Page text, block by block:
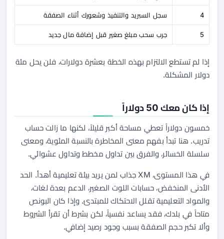
4 سجل السبريد والتنفيذ وشعورك أثناء الصفقة
5 جرب سحب مبلغ صغير قبل إضافة مال جديد
إذا لم تستطع الالتزام بهذه الخطة بعشرة دولارات، فلن يحل مئة
دولار المشكلة.
إذا كان معك 50 دولاراً
خمسون دولاراً تعطي مساحة أكبر قليلاً، لكنها ما زالت حساب
تدريب. هنا تبدأ بفهم معنى المخاطرة بالنسبة المئوية، ومعنى
سلسلة الخسائر، والفرق بين تداول مخطط وتداول عشوائي.
في هذا المستوى، XM جذاب لمن يريد بيئة تعليمية أهدأ. الحد
الأدنى المنخفض، حسابات اللوت الصغير، الدعم بعدة لغات،
والمواد التعليمية تقلل الاحتكاك للمبتدئ. وإذا كان البونص
متاحاً في بلدك، فقد يساعد نفسياً، لكن بشرط أن تقرأ الشروط
وألا تكبر حجم الصفقة بسبب وجود رصيد إضافي.